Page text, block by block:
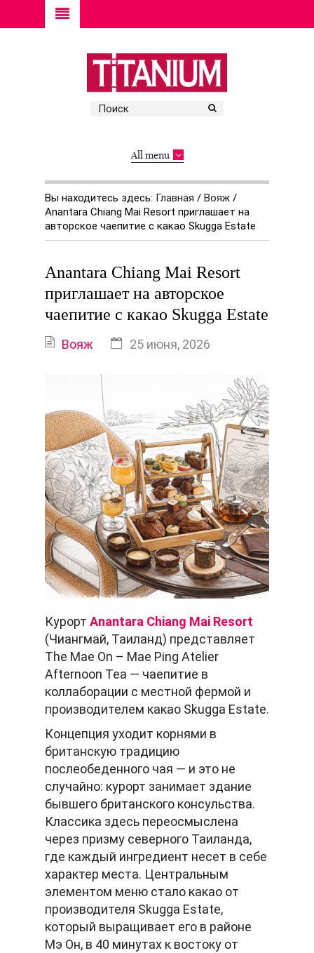
All menu
Вы находитесь здесь: Главная / Вояж /
Anantara Chiang Mai Resort приглашает на
авторское чаепитие с какао Skugga Estate
Anantara Chiang Mai Resort
приглашает на авторское
чаепитие с какао Skugga Estate
Вояж 25 июня, 2026
Курорт Anantara Chiang Mai Resort
(Чиангмай, Таиланд) представляет
The Mae On – Mae Ping Atelier
Afternoon Tea — чаепитие в
коллаборации с местной фермой и
производителем какао Skugga Estate.
Концепция уходит корнями в
британскую традицию
послеобеденного чая — и это не
случайно: курорт занимает здание
бывшего британского консульства.
Классика здесь переосмыслена
через призму северного Таиланда,
где каждый ингредиент несет в себе
характер места. Центральным
элементом меню стало какао от
производителя Skugga Estate,
который выращивает его в районе
Мэ Он, в 40 минутах к востоку от